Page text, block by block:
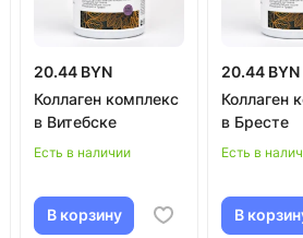
20.44 BYN
Коллаген комплекс
в Витебске
Есть в наличии
В корзину
20.44 BYN
Коллаген
в Бресте
Есть в
В